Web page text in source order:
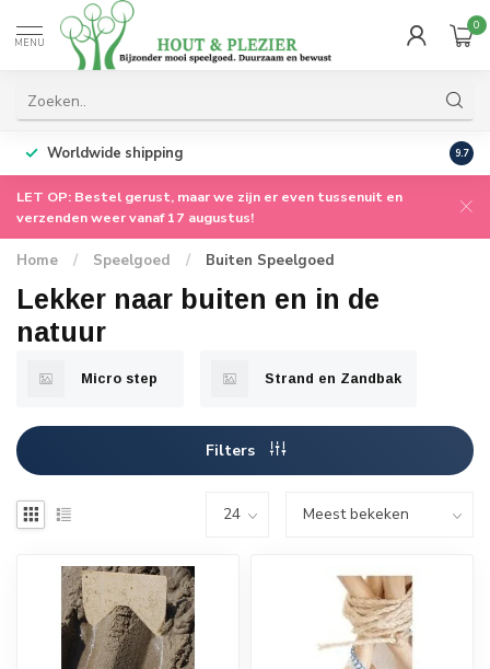
MENU
0
meteen weer vanuit ons 9.7
LET OP: Bestel gerust, maar we zijn er even tussenuit en
verzenden weer vanaf 17 augustus!
Home / Speelgoed / Buiten Speelgoed
Lekker naar buiten en in de
natuur
Micro step Strand en Zandbak
Filters